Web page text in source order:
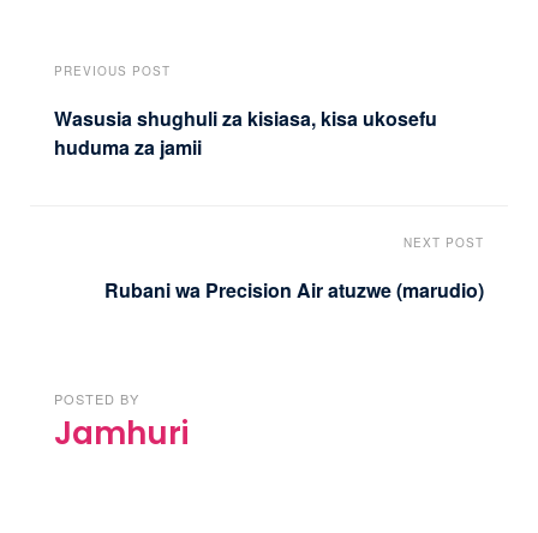
PREVIOUS POST
Wasusia shughuli za kisiasa, kisa ukosefu
huduma za jamii
NEXT POST
Rubani wa Precision Air atuzwe (marudio)
POSTED BY
Jamhuri